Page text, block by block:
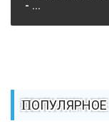
- ...
ПОПУЛЯРНОЕ